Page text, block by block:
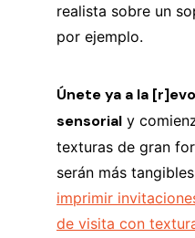
realista sobre un
por ejemplo.
Únete ya a la
sensorial y
texturas de gran
serán más
imprimir
de visita con